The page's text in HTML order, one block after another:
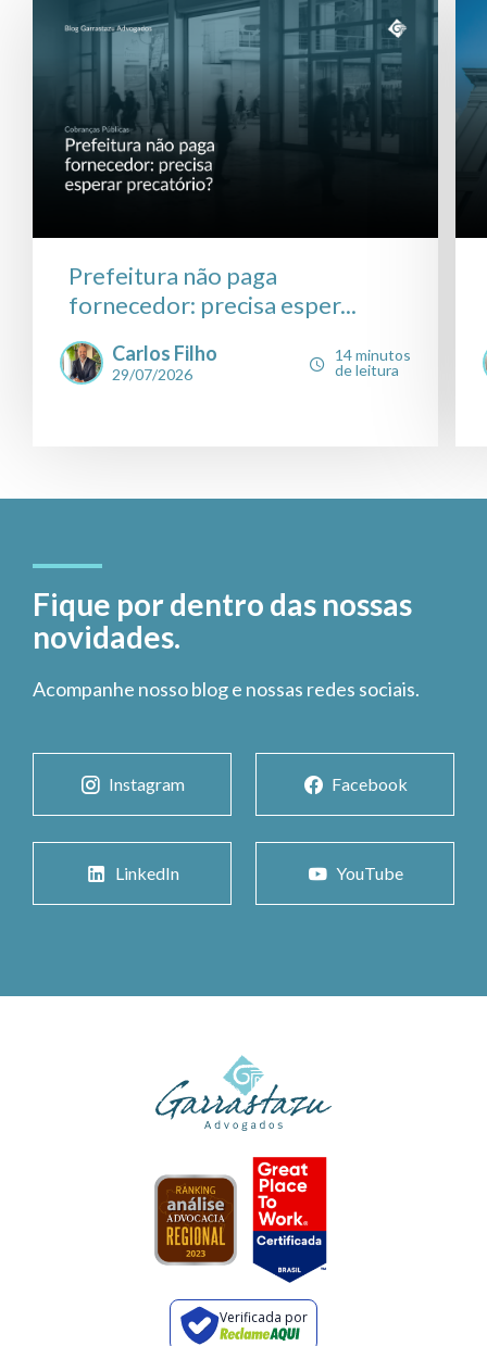
Prefeitura não paga
fornecedor: precisa esper...
Carlos Filho
29/07/2026
14 minutos
de leitura
Fique por dentro das nossas
novidades.
Acompanhe nosso blog e nossas redes sociais.
Instagram Facebook
LinkedIn YouTube
Verificada por